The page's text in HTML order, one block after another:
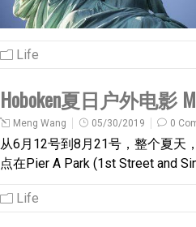
Life
Hoboken夏日户外电影
Meng Wang 05/30/2019 0
从6月12号到8月21号，整个夏天
点在Pier A Park (1st Street and
Life